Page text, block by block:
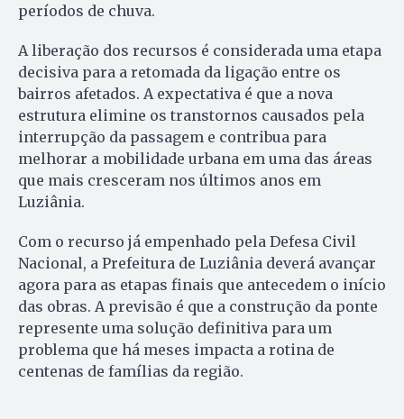
períodos de chuva.
A liberação dos recursos é considerada uma etapa
decisiva para a retomada da ligação entre os
bairros afetados. A expectativa é que a nova
estrutura elimine os transtornos causados pela
interrupção da passagem e contribua para
melhorar a mobilidade urbana em uma das áreas
que mais cresceram nos últimos anos em
Luziânia.
Com o recurso já empenhado pela Defesa Civil
Nacional, a Prefeitura de Luziânia deverá avançar
agora para as etapas finais que antecedem o início
das obras. A previsão é que a construção da ponte
represente uma solução definitiva para um
problema que há meses impacta a rotina de
centenas de famílias da região.